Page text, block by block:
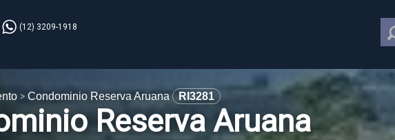
(12) 3209-1918
Condominio Reserva Aruana RI3281
Reserva Aruana